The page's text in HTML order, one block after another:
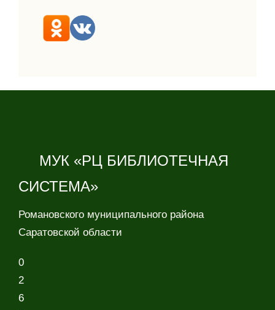
МУК «РЦ БИБЛИОТЕЧНАЯ
СИСТЕМА»
Романовского муниципального района
Саратовской области
0
2
6